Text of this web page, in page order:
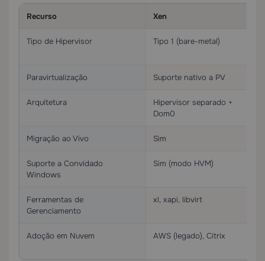
Recurso Xen
Tipo de Hipervisor Tipo 1 (bare-metal)
Paravirtualização Suporte nativo a PV
Arquitetura
Hipervisor separado +
Dom0
Migração ao Vivo Sim
Suporte a Convidado
Windows
Sim (modo HVM)
Ferramentas de
Gerenciamento
xl, xapi, libvirt
Adoção em Nuvem AWS (legado), Citrix